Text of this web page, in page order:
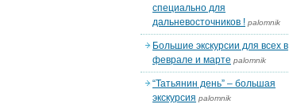
специально для
дальневосточников ! palomnik
Большие экскурсии для всех в
феврале и марте palomnik
“Татьянин день” – большая
экскурсия palomnik